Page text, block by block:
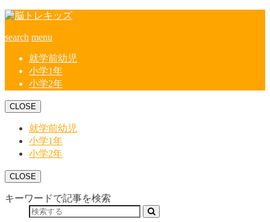
search menu
就学前幼児
小学1年
小学2年
CLOSE
就学前幼児
小学1年
小学2年
CLOSE
キーワードで記事を検索